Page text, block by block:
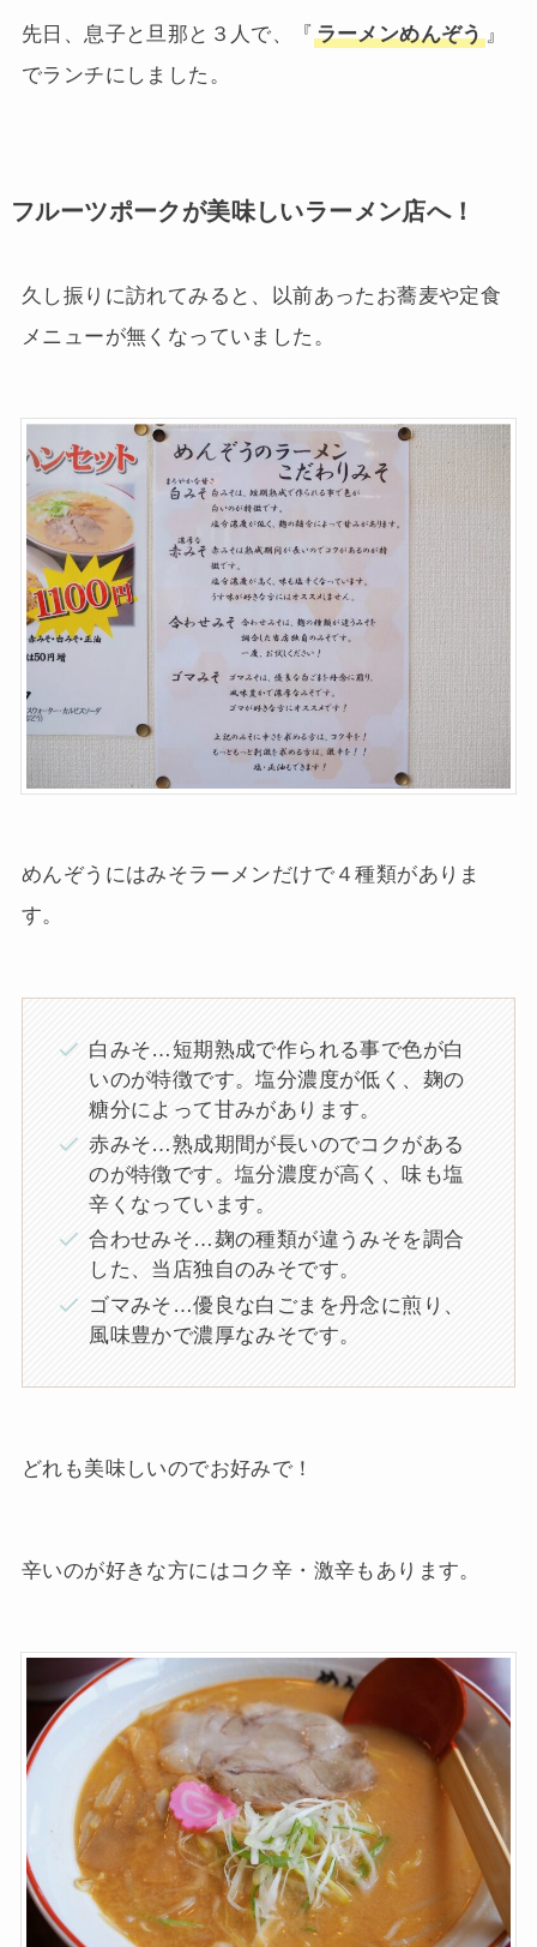
先日、息子と旦那と３人で、『 ラーメンめんぞう』
でランチにしました。
フルーツポークが美味しいラーメン店へ！
久し振りに訪れてみると、以前あったお蕎麦や定食
メニューが無くなっていました。
めんぞうにはみそラーメンだけで４種類がありま
す。
白みそ…短期熟成で作られる事で色が白
いのが特徴です。塩分濃度が低く、麹の
糖分によって甘みがあります。
赤みそ…熟成期間が長いのでコクがある
のが特徴です。塩分濃度が高く、味も塩
辛くなっています。
合わせみそ…麹の種類が違うみそを調合
した、当店独自のみそです。
ゴマみそ…優良な白ごまを丹念に煎り、
風味豊かで濃厚なみそです。
どれも美味しいのでお好みで！
辛いのが好きな方にはコク辛・激辛もあります。